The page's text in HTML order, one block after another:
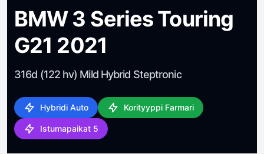
BMW 3 Series Touring
G21 2021
316d (122 hv) Mild Hybrid Steptronic
Hybridi Auto Korityyppi Farmari
Istumapaikat 5